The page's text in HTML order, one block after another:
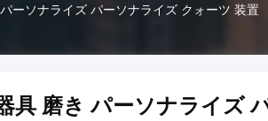
ーソナライズ パーソナライズ クォーツ 装置
具 磨き パーソナライズ